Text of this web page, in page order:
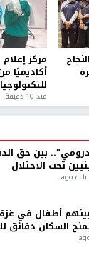
النجاح مركز
أكاديميًا
منذ 10 دقيقة
بين حق
تحت الاحتلال
أطفال في
السكان دقائق